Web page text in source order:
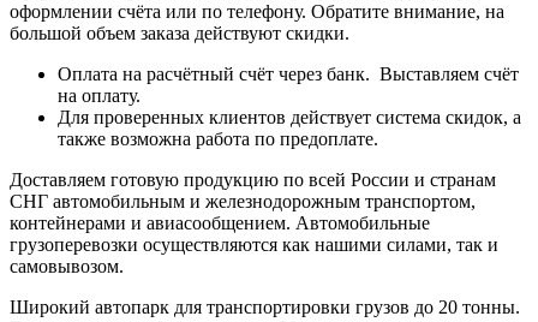
оформлении счёта или по телефону. Обратите внимание, на
большой объем заказа действуют скидки.
Оплата на расчётный счёт через банк. Выставляем счёт
на оплату.
Для проверенных клиентов действует система скидок, а
также возможна работа по предоплате.
Доставляем готовую продукцию по всей России и странам
СНГ автомобильным и железнодорожным транспортом,
контейнерами и авиасообщением. Автомобильные
грузоперевозки осуществляются как нашими силами, так и
самовывозом.
Широкий автопарк для транспортировки грузов до 20 тонны.